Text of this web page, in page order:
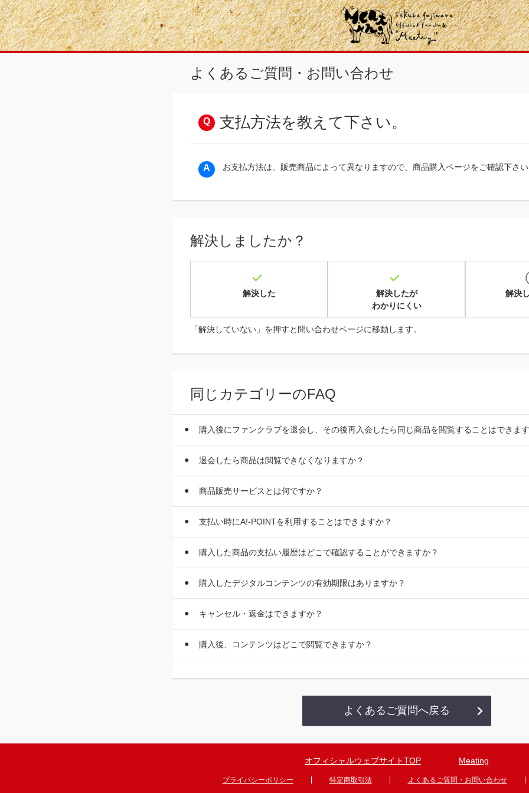
よくあるご質問・お問い合わせ
支払方法を教えて下さい。
お支払方法は、販売商品によって異なりますので、商品購入ページをご確認下さ
解決しましたか？
解決した
解決したが
わかりにくい
解決
「解決していない」を押すと問い合わせページに移動します。
同じカテゴリーのFAQ
購入後にファンクラブを退会し、その後再入会したら同じ商品を閲覧することはできま
退会したら商品は閲覧できなくなりますか？
商品販売サービスとは何ですか？
支払い時にA!-POINTを利用することはできますか？
購入した商品の支払い履歴はどこで確認することができますか？
購入したデジタルコンテンツの有効期限はありますか？
キャンセル・返金はできますか？
購入後、コンテンツはどこで閲覧できますか？
よくあるご質問へ戻る
オフィシャルウェブサイトTOP Meating
プライバシーポリシー 特定商取引法 よくあるご質問・お問い合わせ